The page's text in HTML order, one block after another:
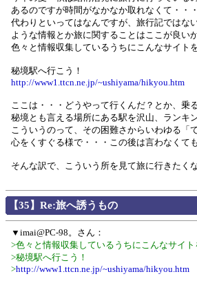
あるのですが時間がなかなか取れなくて・・・
代わりといってはなんですが、旅行記ではな
ような情報とか旅に関することはここが良い
色々と情報収集しているうちにこんなサイト
秘境駅へ行こう！
http://www1.ttcn.ne.jp/~ushiyama/hikyou.htm
ここは・・・どうやって行くんだ？とか、乗
秘境とも言える場所にある駅を沢山、ランキ
こういうのって、その困難さからいわゆる「
心をくすぐる様で・・・この後は言わなくて
そんな訳で、こういう所を見て旅に行きたく
【35】Re:旅へ誘うもの
▼imai@PC-98。さん：
>色々と情報収集しているうちにこんなサイト
>秘境駅へ行こう！
>http://www1.ttcn.ne.jp/~ushiyama/hikyou.htm